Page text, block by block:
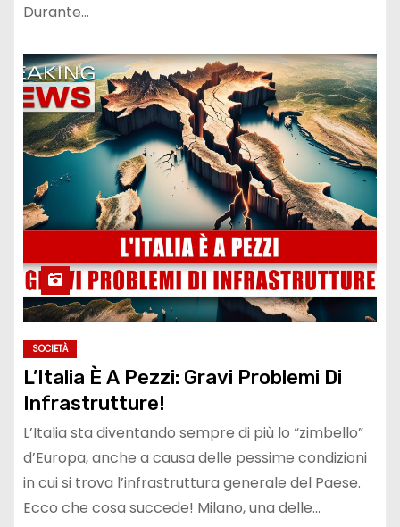
Durante…
SOCIETÀ
L’Italia È A Pezzi: Gravi Problemi Di
Infrastrutture!
L’Italia sta diventando sempre di più lo “zimbello”
d’Europa, anche a causa delle pessime condizioni
in cui si trova l’infrastruttura generale del Paese.
Ecco che cosa succede! Milano, una delle…